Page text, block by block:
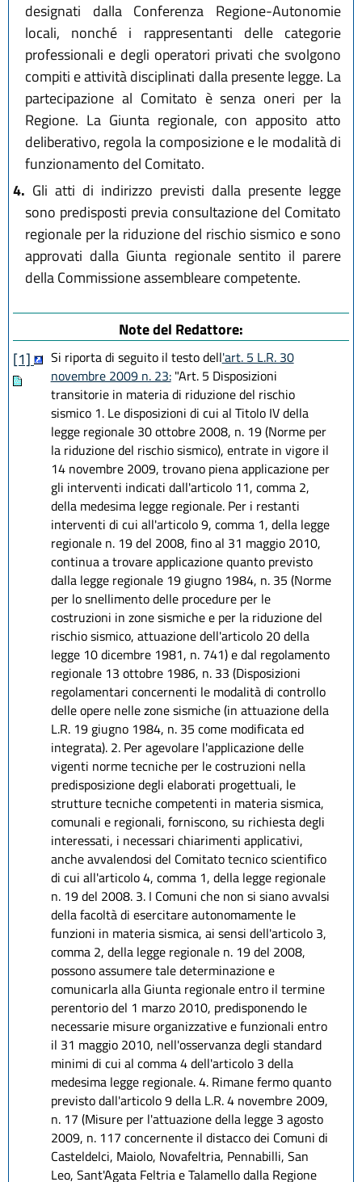
designati dalla Conferenza Regione-Autonomie
locali, nonché i rappresentanti delle categorie
professionali e degli operatori privati che svolgono
compiti e attività disciplinati dalla presente legge. La
partecipazione al Comitato è senza oneri per la
Regione. La Giunta regionale, con apposito atto
deliberativo, regola la composizione e le modalità di
funzionamento del Comitato.
4. Gli atti di indirizzo previsti dalla presente legge
sono predisposti previa consultazione del Comitato
regionale per la riduzione del rischio sismico e sono
approvati dalla Giunta regionale sentito il parere
della Commissione assembleare competente.
Note del Redattore:
[1]
Si riporta di seguito il testo dell'art. 5 L.R. 30
novembre 2009 n. 23:"Art. 5 Disposizioni
transitorie in materia di riduzione del rischio
sismico 1. Le disposizioni di cui al Titolo IV della
legge regionale 30 ottobre 2008, n. 19 (Norme per
la riduzione del rischio sismico), entrate in vigore il
14 novembre 2009, trovano piena applicazione per
gli interventi indicati dall'articolo 11, comma 2,
della medesima legge regionale. Per i restanti
interventi di cui all'articolo 9, comma 1, della legge
regionale n. 19 del 2008, fino al 31 maggio 2010,
continua a trovare applicazione quanto previsto
dalla legge regionale 19 giugno 1984, n. 35 (Norme
per lo snellimento delle procedure per le
costruzioni in zone sismiche e per la riduzione del
rischio sismico, attuazione dell'articolo 20 della
legge 10 dicembre 1981, n. 741) e dal regolamento
regionale 13 ottobre 1986, n. 33 (Disposizioni
regolamentari concernenti le modalità di controllo
delle opere nelle zone sismiche (in attuazione della
L.R. 19 giugno 1984, n. 35 come modificata ed
integrata). 2. Per agevolare l'applicazione delle
vigenti norme tecniche per le costruzioni nella
predisposizione degli elaborati progettuali, le
strutture tecniche competenti in materia sismica,
comunali e regionali, forniscono, su richiesta degli
interessati, i necessari chiarimenti applicativi,
anche avvalendosi del Comitato tecnico scientifico
di cui all'articolo 4, comma 1, della legge regionale
n. 19 del 2008. 3. I Comuni che non si siano avvalsi
della facoltà di esercitare autonomamente le
funzioni in materia sismica, ai sensi dell'articolo 3,
comma 2, della legge regionale n. 19 del 2008,
possono assumere tale determinazione e
comunicarla alla Giunta regionale entro il termine
perentorio del 1 marzo 2010, predisponendo le
necessarie misure organizzative e funzionali entro
il 31 maggio 2010, nell'osservanza degli standard
minimi di cui al comma 4 dell'articolo 3 della
medesima legge regionale. 4. Rimane fermo quanto
previsto dall'articolo 9 della L.R. 4 novembre 2009,
n. 17 (Misure per l'attuazione della legge 3 agosto
2009, n. 117 concernente il distacco dei Comuni di
Casteldelci, Maiolo, Novafeltria, Pennabilli, San
Leo, Sant'Agata Feltria e Talamello dalla Regione